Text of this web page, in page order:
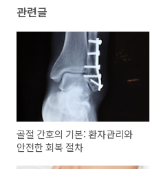
관련글
골절 간호의 기본: 환자관리와
안전한 회복 절차